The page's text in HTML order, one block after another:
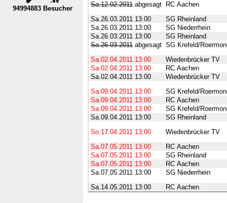
94994883 Besucher
Sa.12.02.2011 abgesagt
RC Aachen
Sa.26.03.2011 13:00
SG Rheinland
Sa.26.03.2011 13:00
SG Niederrhein
Sa.26.03.2011 13:00
SG Rheinland
Sa.26.03.2011 abgesagt SG Krefeld/
Sa.02.04.2011 13:00
Wiedenbrücker TV
Sa.02.04.2011 13:00
RC Aachen
Sa.02.04.2011 13:00
Wiedenbrücker TV
Sa.09.04.2011 13:00
SG Krefeld/
Sa.09.04.2011 13:00
RC Aachen
Sa.09.04.2011 13:00
SG Krefeld/
Sa.09.04.2011 13:00
SG Rheinland
So.17.04.2011 13:00
Wiedenbrücker TV
Sa.07.05.2011 13:00
RC Aachen
Sa.07.05.2011 13:00
SG Rheinland
Sa.07.05.2011 13:00
RC Aachen
Sa.07.05.2011 13:00
SG Niederrhein
Sa.14.05.2011 13:00 RC Aachen